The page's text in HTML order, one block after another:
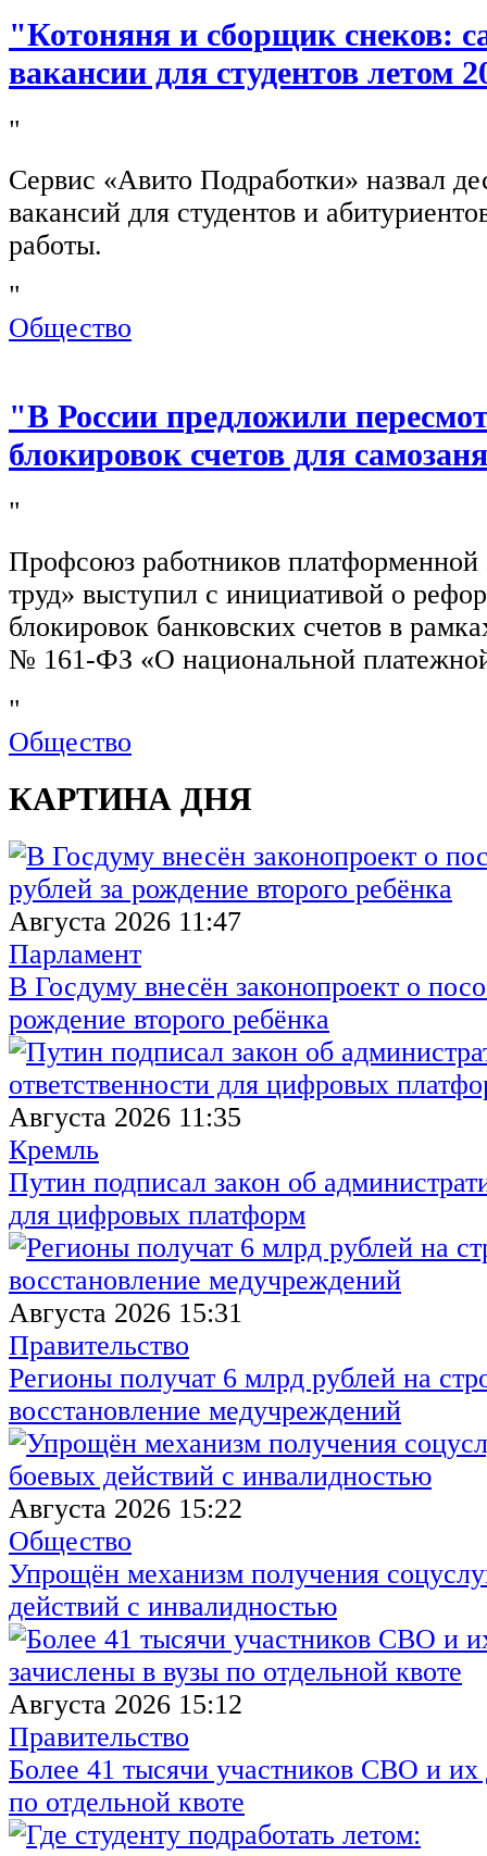
"Котоняня и сборщик снеков:
вакансии для студентов летом
"
Сервис «Авито Подработки» назвал
вакансий для студентов и
работы.
"
Общество
"В России предложили
блокировок счетов для
"
Профсоюз работников
труд» выступил с инициативой о
блокировок банковских счетов в
№ 161-ФЗ «О национальной
"
Общество
КАРТИНА ДНЯ
Августа 2026 11:47
Парламент
В Госдуму внесён законопроект о
рождение второго ребёнка
Августа 2026 11:35
Кремль
Путин подписал закон об
для цифровых платформ
Августа 2026 15:31
Правительство
Регионы получат 6 млрд рублей на
восстановление медучреждений
Августа 2026 15:22
Общество
Упрощён механизм получения
действий с инвалидностью
Августа 2026 15:12
Правительство
Более 41 тысячи участников СВО и их
по отдельной квоте